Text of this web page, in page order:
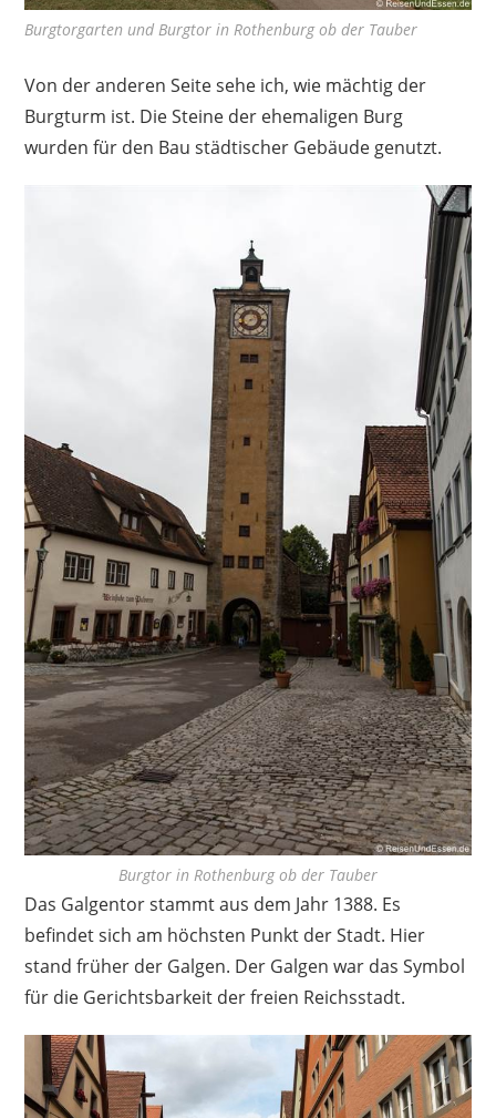
Burgtorgarten und Burgtor in Rothenburg ob der Tauber
Von der anderen Seite sehe ich, wie mächtig der
Burgturm ist. Die Steine der ehemaligen Burg
wurden für den Bau städtischer Gebäude genutzt.
Burgtor in Rothenburg ob der Tauber
Das Galgentor stammt aus dem Jahr 1388. Es
befindet sich am höchsten Punkt der Stadt. Hier
stand früher der Galgen. Der Galgen war das Symbol
für die Gerichtsbarkeit der freien Reichsstadt.